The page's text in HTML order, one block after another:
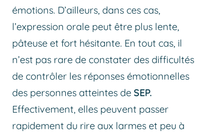
émotions. D’ailleurs, dans ces cas,
l’expression orale peut être plus lente,
pâteuse et fort hésitante. En tout cas, il
n’est pas rare de constater des difficultés
de contrôler les réponses émotionnelles
des personnes atteintes de SEP.
Effectivement, elles peuvent passer
rapidement du rire aux larmes et peu à